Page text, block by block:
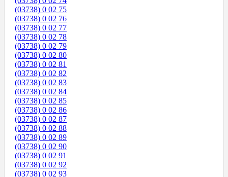
(03738) 0 02 75
(03738) 0 02 76
(03738) 0 02 77
(03738) 0 02 78
(03738) 0 02 79
(03738) 0 02 80
(03738) 0 02 81
(03738) 0 02 82
(03738) 0 02 83
(03738) 0 02 84
(03738) 0 02 85
(03738) 0 02 86
(03738) 0 02 87
(03738) 0 02 88
(03738) 0 02 89
(03738) 0 02 90
(03738) 0 02 91
(03738) 0 02 92
(03738) 0 02 93